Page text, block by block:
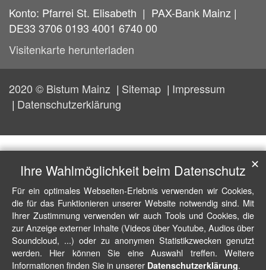
Konto: Pfarrei St. Elisabeth | PAX-Bank Mainz |
DE33 3706 0193 4001 6740 00
Visitenkarte herunterladen
2020 © Bistum Mainz Sitemap
Impressum
Datenschutzerklärung
Ihre Wahlmöglichkeit beim Datenschutz
Für ein optimales Webseiten-Erlebnis verwenden wir Cookies,
die für das Funktionieren unserer Website notwendig sind. Mit
Ihrer Zustimmung verwenden wir auch Tools und Cookies, die
zur Anzeige externer Inhalte (Videos über Youtube, Audios über
Soundcloud, ...) oder zu anonymen Statistikzwecken genutzt
werden. Hier können Sie eine Auswahl treffen. Weitere
Informationen finden Sie in unserer Datenschutzerklärung.
✕